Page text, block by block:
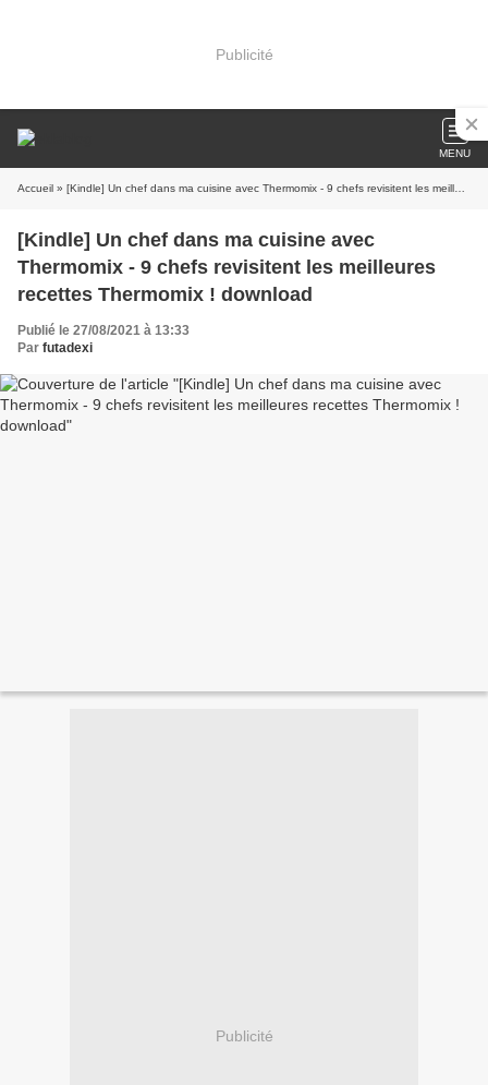
Publicité
MENU
Accueil » [Kindle] Un chef dans ma cuisine avec Thermomix - 9 chefs revisitent les meilleures recettes Thermomix ! download
[Kindle] Un chef dans ma cuisine avec
Thermomix - 9 chefs revisitent les meilleures
recettes Thermomix ! download
Publié le 27/08/2021 à 13:33
Par futadexi
Publicité